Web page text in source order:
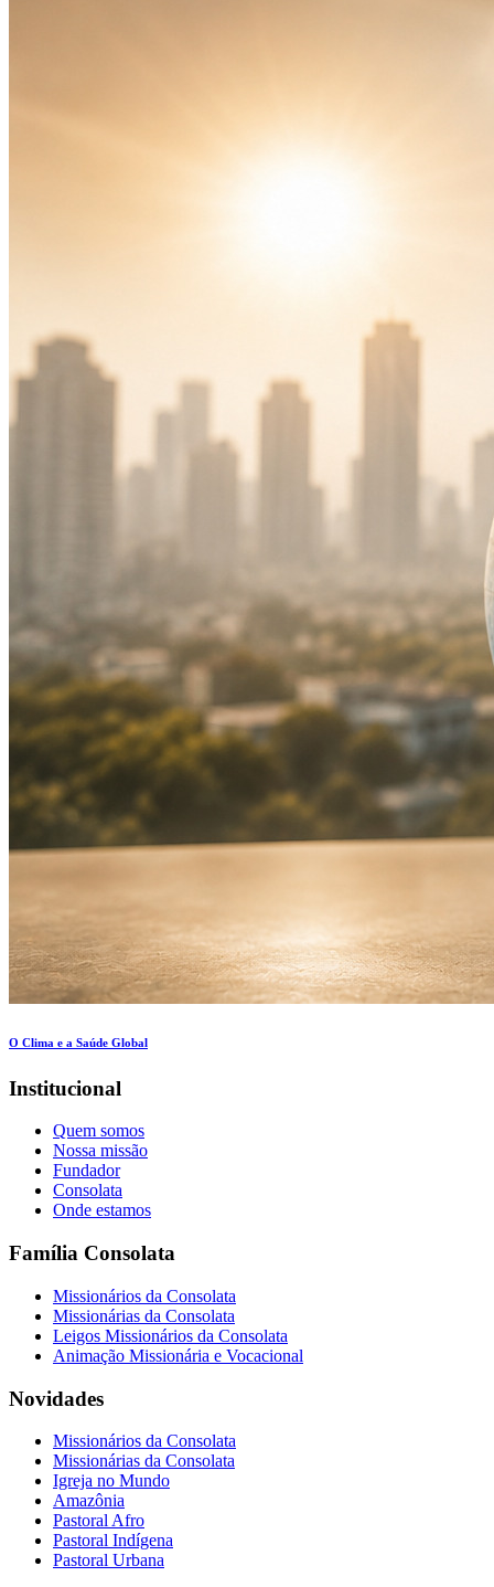
O Clima e a Saúde Global
Institucional
Quem somos
Nossa missão
Fundador
Consolata
Onde estamos
Família Consolata
Missionários da Consolata
Missionárias da Consolata
Leigos Missionários da Consolata
Animação Missionária e Vocacional
Novidades
Missionários da Consolata
Missionárias da Consolata
Igreja no Mundo
Amazônia
Pastoral Afro
Pastoral Indígena
Pastoral Urbana